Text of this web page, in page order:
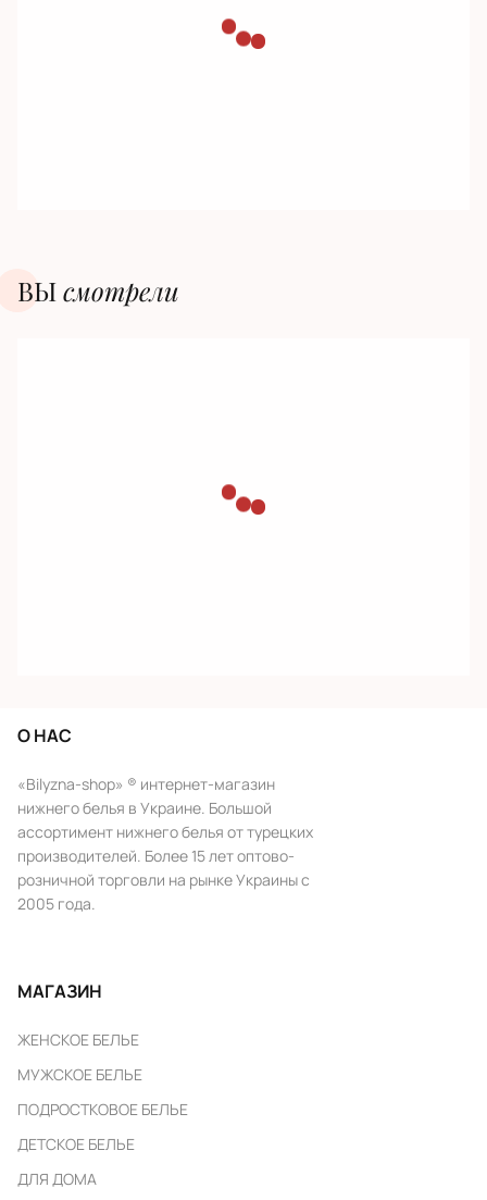
ВЫсмотрели
О НАС
«Bilyzna-shop» ® интернет-магазин
нижнего белья в Украине. Большой
ассортимент нижнего белья от турецких
производителей. Более 15 лет оптово-
розничной торговли на рынке Украины с
2005 года.
МАГАЗИН
ЖЕНСКОЕ БЕЛЬЕ
МУЖСКОЕ БЕЛЬЕ
ПОДРОСТКОВОЕ БЕЛЬЕ
ДЕТСКОЕ БЕЛЬЕ
ДЛЯ ДОМА